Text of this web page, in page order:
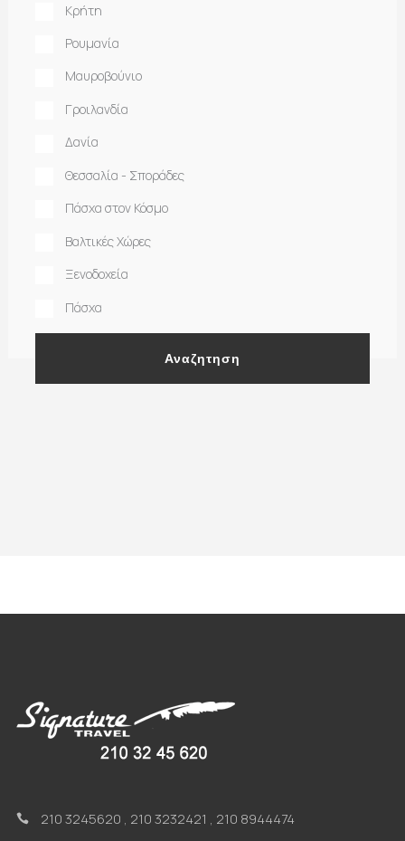
Κρήτη
Ρουμανία
Μαυροβούνιο
Γροιλανδία
Δανία
Θεσσαλία - Σποράδες
Πάσχα στον Κόσμο
Βαλτικές Χώρες
Ξενοδοχεία
Πάσχα
210 3245620 , 210 3232421 , 210 8944474